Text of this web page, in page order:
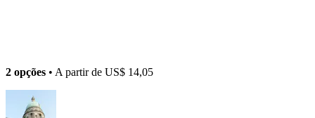
2 opções • A partir de US$ 14,05